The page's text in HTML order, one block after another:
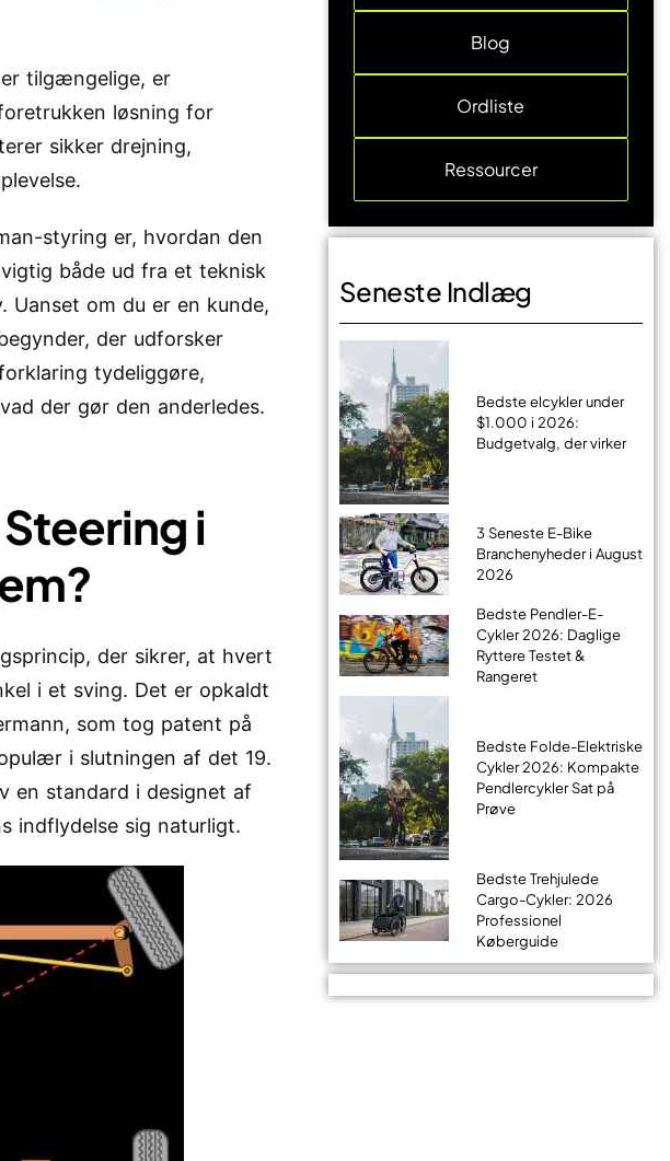
tilgængelige, er
løsning for
sikker drejning,
styring er, hvordan den
både ud fra et teknisk
Uanset om du er en kunde,
der udforsker
tydeliggøre,
der gør den anderledes.
i
der sikrer, at hvert
i et sving. Det er opkaldt
som tog patent på
i slutningen af det 19.
en standard i designet af
indflydelse sig naturligt.
Blog
Ordliste
Ressourcer
Seneste Indlæg
Bedste elcykler under
$1.000 i 2026:
Budgetvalg, der virker
3 Seneste E-Bike
Branchenyheder i August
2026
Bedste Pendler-E-
Cykler 2026: Daglige
Ryttere Testet &
Rangeret
Bedste Folde-Elektriske
Cykler 2026: Kompakte
Pendlercykler Sat på
Prøve
Bedste Trehjulede
Cargo-Cykler: 2026
Professionel
Køberguide